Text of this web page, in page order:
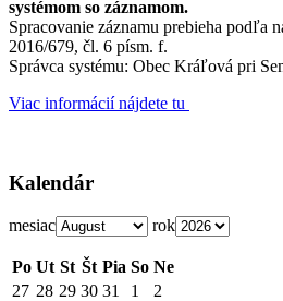
systémom so záznamom.
Spracovanie záznamu prebieha podľa
2016/679, čl. 6 písm. f.
Správca systému: Obec Kráľová pri
Viac informácií nájdete tu
Kalendár
mesiac rok
Po Ut St Št Pia So Ne
27 28 29 30 31 1
2